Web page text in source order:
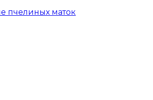
пчелиных маток